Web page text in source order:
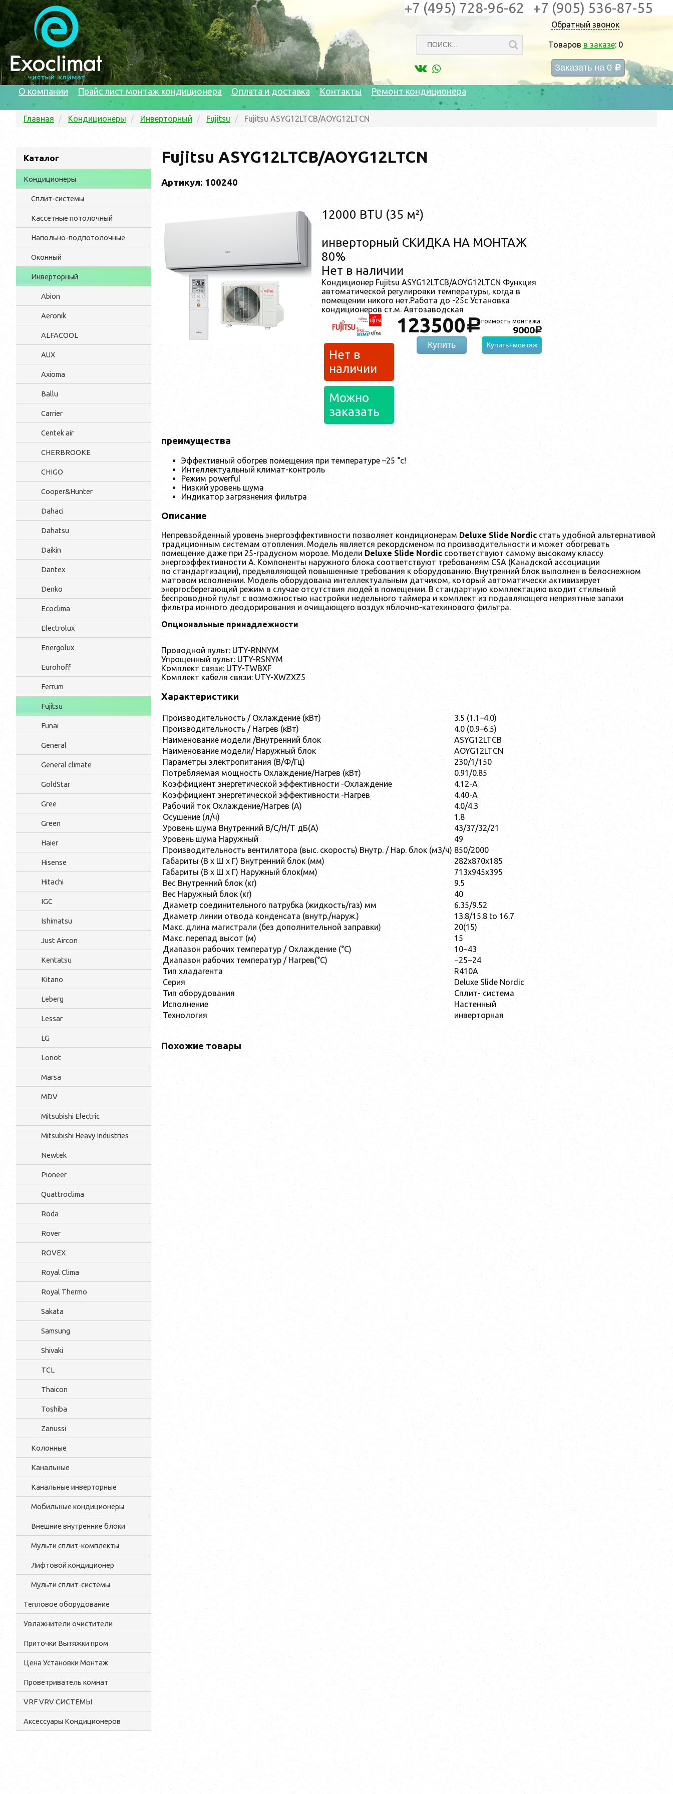
Обратный звонок
Товаров в заказе: 0
Заказать на 0 c
+7 (495) 728-96-62 +7 (905) 536-87-55
О компании Прайс лист монтаж кондиционера Оплата и доставка Контакты Ремонт кондиционера
Главная Кондиционеры Инверторный Fujitsu Fujitsu ASYG12LTCB/AOYG12LTCN
Каталог
Кондиционеры
Сплит-системы
Кассетные потолочный
Напольно-подпотолочные
Оконный
Инверторный
Abion
Aeronik
ALFACOOL
AUX
Axioma
Ballu
Carrier
Centek air
CHERBROOKE
CHIGO
Cooper&Hunter
Dahaci
Dahatsu
Daikin
Dantex
Denko
Ecoclima
Electrolux
Energolux
Eurohoff
Ferrum
Fujitsu
Funai
General
General climate
GoldStar
Gree
Green
Haier
Hisense
Hitachi
IGC
Ishimatsu
Just Aircon
Kentatsu
Kitano
Leberg
Lessar
LG
Loriot
Marsa
MDV
Mitsubishi Electric
Mitsubishi Heavy Industries
Newtek
Pioneer
Quattroclima
Röda
Rover
ROVEX
Royal Clima
Royal Thermo
Sakata
Samsung
Shivaki
TCL
Thaicon
Toshiba
Zanussi
Колонные
Канальные
Канальные инверторные
Мобильные кондиционеры
Внешние внутренние блоки
Мульти cплит-комплекты
Лифтовой кондиционер
Мульти сплит-системы
Тепловое оборудование
Увлажнители очистители
Приточки Вытяжки пром
Цена Установки Монтаж
Проветриватель комнат
VRF VRV СИСТЕМЫ
Аксессуары Кондиционеров
Fujitsu ASYG12LTCB/AOYG12LTCN
Артикул: 100240
12000 BTU (35 м²)
инверторный СКИДКА НА МОНТАЖ
80%
Нет в наличии
Кондиционер Fujitsu ASYG12LTCB/AOYG12LTCN Функция
автоматической регулировки температуры, когда в
помещении никого нет.Работа до -25с Установка
кондиционеров ст.м. Автозаводская
Стоимость монтажа:
9000a
Купить+монтаж
123500a
Купить
Нет в
наличии
Можно
заказать
преимущества
Эффективный обогрев помещения при температуре –25 °c!
Интеллектуальный климат-контроль
Режим powerful
Низкий уровень шума
Индикатор загрязнения фильтра
Описание
Непревзойденный уровень энергоэффективности позволяет кондиционерам Deluxe Slide Nordic стать удобной альтернативой
традиционным системам отопления. Модель является рекордсменом по производительности и может обогревать
помещение даже при 25-градусном морозе. Модели Deluxe Slide Nordic соответствуют самому высокому классу
энергоэффективности А. Компоненты наружного блока соответствуют требованиям CSA (Канадской ассоциации
по стандартизации), предъявляющей повышенные требования к оборудованию. Внутренний блок выполнен в белоснежном
матовом исполнении. Модель оборудована интеллектуальным датчиком, который автоматически активизирует
энергосберегающий режим в случае отсутствия людей в помещении. В стандартную комплектацию входит стильный
беспроводной пульт с возможностью настройки недельного таймера и комплект из подавляющего неприятные запахи
фильтра ионного деодорирования и очищающего воздух яблочно-катехинового фильтра.
Опциональные принадлежности
Проводной пульт: UTY-RNNYM
Упрощенный пульт: UTY-RSNYM
Комплект связи: UTY-TWBXF
Комплект кабеля связи: UTY-XWZXZ5
Характеристики
Производительность / Охлаждение (кВт)
3.5 (1.1–4.0)
Производительность / Нагрев (кВт)
4.0 (0.9–6.5)
Наименование модели /Внутренний блок
ASYG12LTCB
Наименование модели/ Наружный блок
AOYG12LTCN
Параметры электропитания (В/Ф/Гц)
230/1/150
Потребляемая мощность Охлаждение/Нагрев (кВт)
0.91/0.85
Коэффициент энергетической эффективности -Охлаждение
4.12-A
Коэффициент энергетической эффективности -Нагрев
4.40-A
Рабочий ток Охлаждение/Нагрев (A)
4.0/4.3
Осушение (л/ч)
1.8
Уровень шума Внутренний В/С/Н/Т дБ(А)
43/37/32/21
Уровень шума Наружный
49
Производительность вентилятора (выс. скорость) Внутр. / Нар. блок (м3/ч) 850/2000
Габариты (В x Ш x Г) Внутренний блок (мм)
282x870x185
Габариты (В x Ш x Г) Наружный блок(мм)
713x945x395
Вес Внутренний блок (кг)
9.5
Вес Наружный блок (кг)
40
Диаметр соединительного патрубка (жидкость/газ) мм
6.35/9.52
Диаметр линии отвода конденсата (внутр./наруж.)
13.8/15.8 to 16.7
Макс. длина магистрали (без дополнительной заправки)
20(15)
Макс. перепад высот (м)
15
Диапазон рабочих температур / Охлаждение (°C)
10~43
Диапазон рабочих температур / Нагрев(°C)
−25~24
Тип хладагента
R410A
Серия
Deluxe Slide Nordic
Тип оборудования
Сплит- система
Исполнение
Настенный
Технология
инверторная
Похожие товары